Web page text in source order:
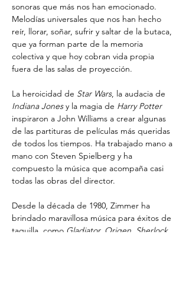
sonoras que más nos han emocionado.
Melodías universales que nos han hecho
reír, llorar, soñar, sufrir y saltar de la butaca,
que ya forman parte de la memoria
colectiva y que hoy cobran vida propia
fuera de las salas de proyección.
La heroicidad de Star Wars, la audacia de
Indiana Jones y la magia de Harry Potter
inspiraron a John Williams a crear algunas
de las partituras de películas más queridas
de todos los tiempos. Ha trabajado mano a
mano con Steven Spielberg y ha
compuesto la música que acompaña casi
todas las obras del director.
Desde la década de 1980, Zimmer ha
brindado maravillosa música para éxitos de
taquilla, como Gladiator, Origen, Sherlock